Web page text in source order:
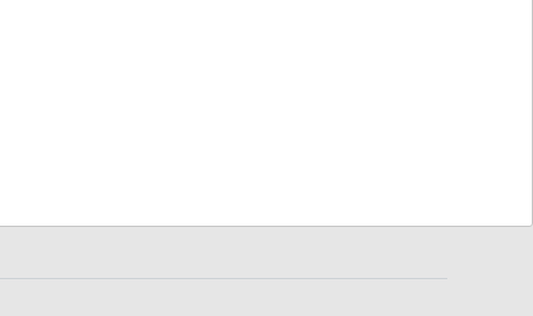
för dig som har svårt att kommunicera effektivt
enkel att använda, har bra ljudkvalitet och lång